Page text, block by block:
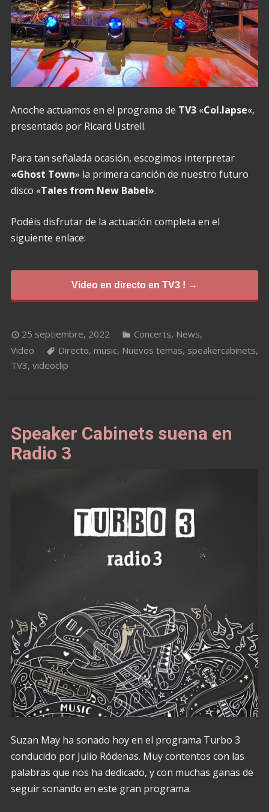
Anoche actuamos en el programa de TV3«Col.lapse«,
presentado por Ricard Ustrell.
Para tan señalada ocasión, escogimos interpretar
«Ghost Town» la primera canción de nuestro futuro
disco «Tales from New Babel».
Podéis disfrutar de la actuación completa en el
siguiente enlace:
Video en directo en TV3 ! →
25 septiembre, 2022 Concerts, News,
Video
Directo, music, Nuevos temas, speakercabinets,
TV3, videoclip
Speaker Cabinets suena en
Radio 3
Suzan May ha sonado hoy en el programa Turbo 3
conducido por Julio Ródenas. Muy contentos con las
palabras que nos ha dedicado, y con muchas ganas de
seguir sonando en este gran programa.